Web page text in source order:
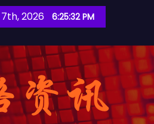
7th, 2026 6:25:34 PM